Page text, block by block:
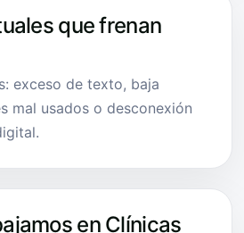
que frenan
exceso de texto, baja
mal usados o desconexión
en Clínicas